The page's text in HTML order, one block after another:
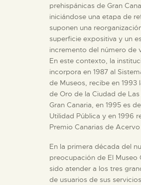
prehispánicas de Gran
iniciándose una etapa de
suponen una
superficie expositiva y un
incremento del número de
En este contexto, la
incorpora en 1987 al
de Museos, recibe en 1993
de Oro de la Ciudad de
Gran Canaria, en 1995 es
Utilidad Pública y en 1996
Premio Canarias de
En la primera década del
preocupación de El Museo
sido atender a los tres
de usuarios de sus